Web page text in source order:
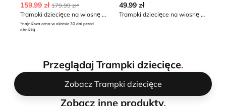
159.99 zł 179.99 zł*
Trampki dziecięce na wiosnę Native
*najniższa cena w okresie 30 dni przed
obniżką
49.99 zł
Trampki dziecięce na wiosnę born2be
Przeglądaj Trampki dziecięce.
Zobacz Trampki dziecięce
Zobacz inne produkty.